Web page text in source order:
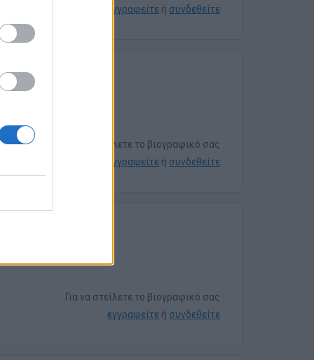
εγγραφείτε ή συνδεθείτε
Για να στείλετε το βιογραφικό σας
εγγραφείτε ή συνδεθείτε
-
Για να στείλετε το βιογραφικό σας
εγγραφείτε ή συνδεθείτε